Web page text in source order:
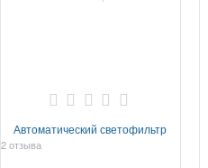
Автоматический светофильтр
2 отзыва